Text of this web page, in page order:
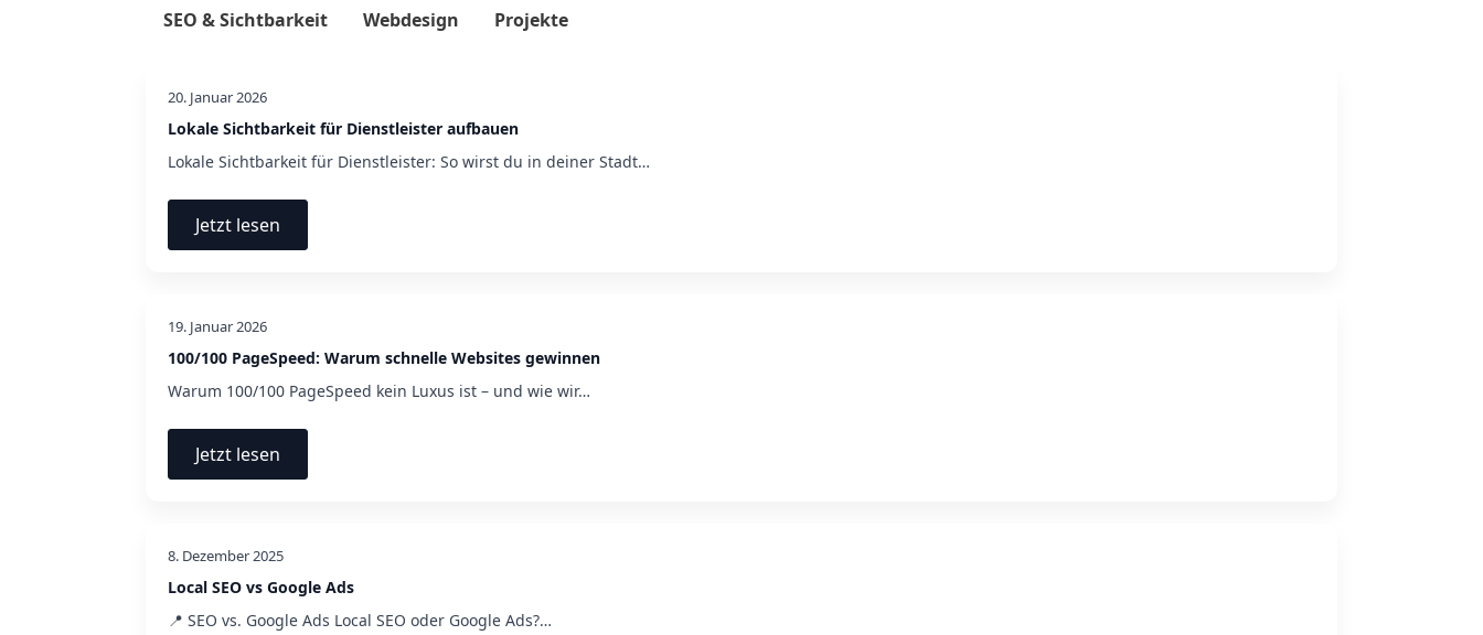
SEO & Sichtbarkeit Webdesign Projekte
Lokale Sichtbarkeit für Dienstleister aufbauen
20. Januar 2026
Lokale Sichtbarkeit für Dienstleister: So wirst du in deiner Stadt…
Jetzt lesen
100/100 PageSpeed: Warum schnelle Websites gewinnen
19. Januar 2026
Warum 100/100 PageSpeed kein Luxus ist – und wie wir…
Jetzt lesen
Local SEO vs Google Ads
8. Dezember 2025
📍 SEO vs. Google Ads Local SEO oder Google Ads?…